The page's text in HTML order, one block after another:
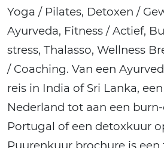
Yoga / Pilates, Detoxen /
Ayurveda, Fitness / Actief,
stress, Thalasso, Wellness
/ Coaching. Van een
reis in India of Sri Lanka,
Nederland tot aan een
Portugal of een detoxkuur